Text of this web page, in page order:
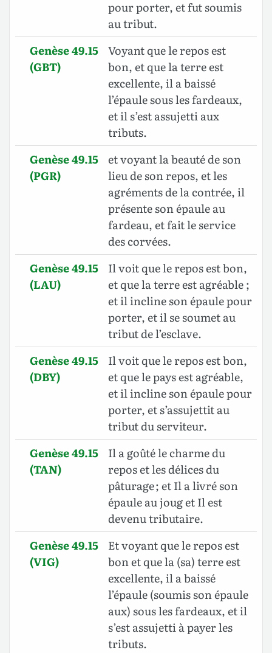
pour porter, et fut soumis
au tribut.
Genèse 49.15
(GBT)
Voyant que le repos est
bon, et que la terre est
excellente, il a baissé
l’épaule sous les fardeaux,
et il s’est assujetti aux
tributs.
Genèse 49.15
(PGR)
et voyant la beauté de son
lieu de son repos, et les
agréments de la contrée, il
présente son épaule au
fardeau, et fait le service
des corvées.
Genèse 49.15
(LAU)
Il voit que le repos est bon,
et que la terre est agréable ;
et il incline son épaule pour
porter, et il se soumet au
tribut de l’esclave.
Genèse 49.15
(DBY)
Il voit que le repos est bon,
et que le pays est agréable,
et il incline son épaule pour
porter, et s’assujettit au
tribut du serviteur.
Genèse 49.15
(TAN)
Il a goûté le charme du
repos et les délices du
pâturage ; et Il a livré son
épaule au joug et Il est
devenu tributaire.
Genèse 49.15
(VIG)
Et voyant que le repos est
bon et que la (sa) terre est
excellente, il a baissé
l’épaule (soumis son épaule
aux) sous les fardeaux, et il
s’est assujetti à payer les
tributs.